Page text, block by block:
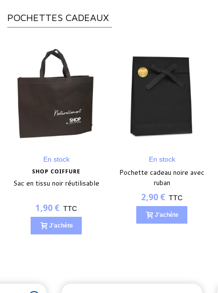
POCHETTES CADEAUX
En stock
SHOP COIFFURE
Sac en tissu noir réutilisable
1,90 € TTC
J'achète
En stock
Pochette cadeau noire avec
ruban
2,90 € TTC
J'achète